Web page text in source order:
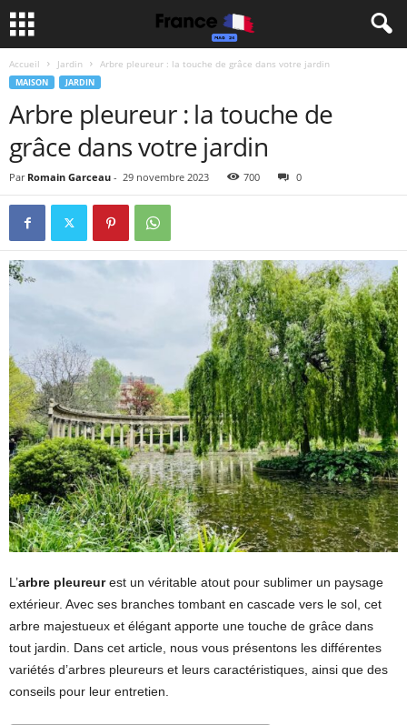
Accueil Jardin Arbre pleureur : la touche de grâce dans votre jardin
MAISON JARDIN
Arbre pleureur : la touche de
grâce dans votre jardin
Par Romain Garceau - 29 novembre 2023 700 0
L’arbre pleureurest un véritable atout pour sublimer un paysage
extérieur. Avec ses branches tombant en cascade vers le sol, cet
arbre majestueux et élégant apporte une touche de grâce dans
tout jardin. Dans cet article, nous vous présentons les différentes
variétés d’arbres pleureurs et leurs caractéristiques, ainsi que des
conseils pour leur entretien.